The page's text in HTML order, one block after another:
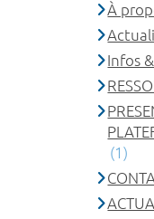
À
Infos
(1)